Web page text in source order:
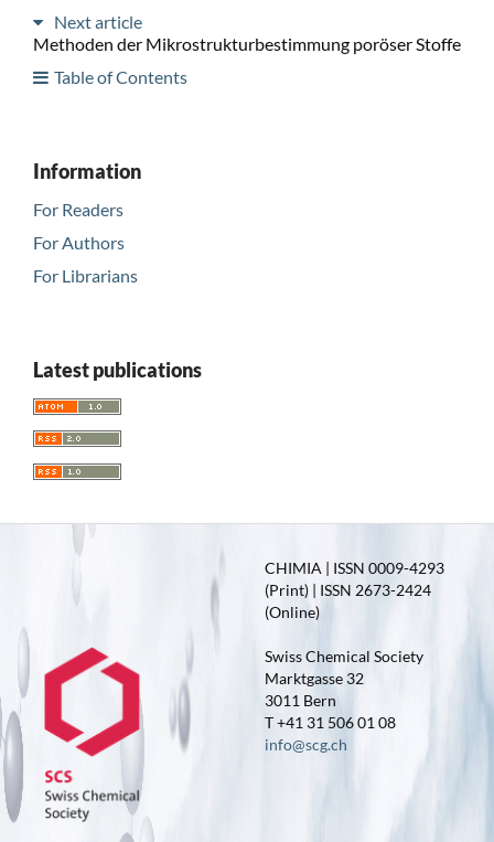
Next article
Methoden der Mikrostrukturbestimmung poröser Stoffe
Table of Contents
Information
For Readers
For Authors
For Librarians
Latest publications
CHIMIA | ISSN 0009-4293
(Print) | ISSN 2673-2424
(Online)
Swiss Chemical Society
Marktgasse 32
3011 Bern
T +41 31 506 01 08
info@scg.ch